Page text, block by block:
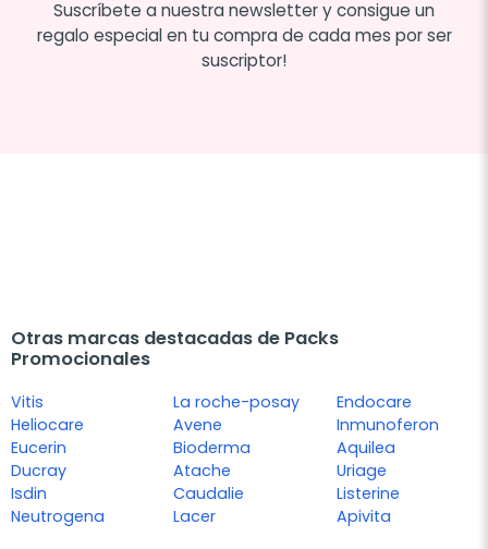
Suscríbete a nuestra newsletter y consigue un
regalo especial en tu compra de cada mes por ser
suscriptor!
Otras marcas destacadas de Packs
Promocionales
Vitis
Heliocare
Eucerin
Ducray
Isdin
Neutrogena
La roche-posay
Avene
Bioderma
Atache
Caudalie
Lacer
Endocare
Inmunoferon
Aquilea
Uriage
Listerine
Apivita